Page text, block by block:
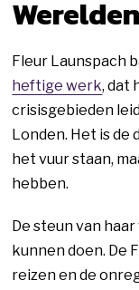
Werelden
Fleur Launspach
heftige werk, dat
crisisgebieden
Londen. Het is de
het vuur staan,
hebben.
De steun van
kunnen doen. De
reizen en de